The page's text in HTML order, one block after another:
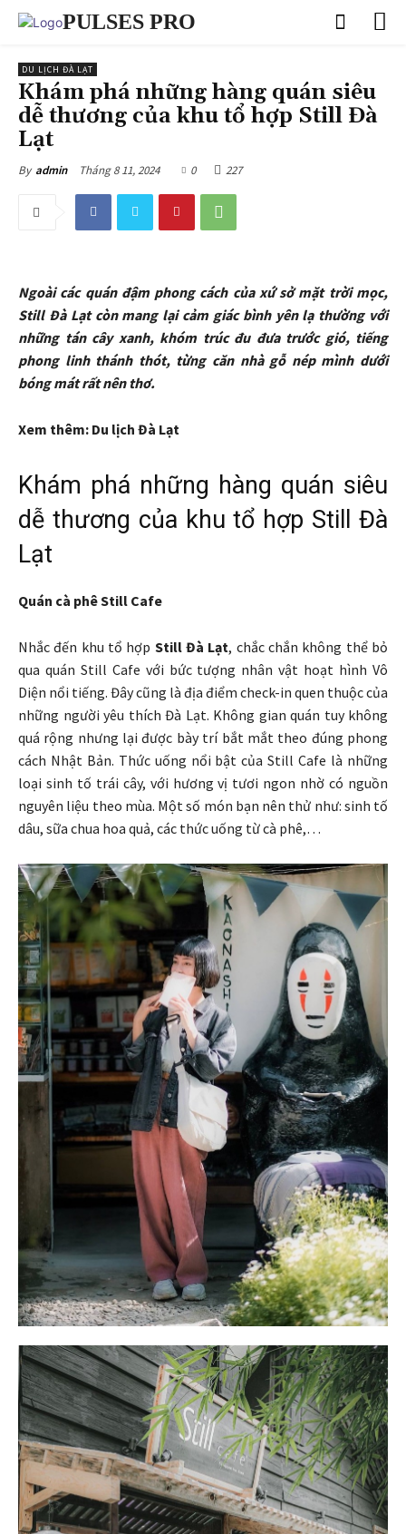
PULSES PRO
DU LỊCH ĐÀ LẠT
Khám phá những hàng quán siêu
dễ thương của khu tổ hợp Still Đà
Lạt
By admin Tháng 8 11, 2024 0 227
Ngoài các quán đậm phong cách của xứ sở mặt trời mọc,
Still Đà Lạt còn mang lại cảm giác bình yên lạ thường với
những tán cây xanh, khóm trúc đu đưa trước gió, tiếng
phong linh thánh thót, từng căn nhà gỗ nép mình dưới
bóng mát rất nên thơ.
Xem thêm: Du lịch Đà Lạt
Khám phá những hàng quán siêu
dễ thương của khu tổ hợp Still Đà
Lạt
Quán cà phê Still Cafe
Nhắc đến khu tổ hợp Still Đà Lạt, chắc chắn không thể bỏ
qua quán Still Cafe với bức tượng nhân vật hoạt hình Vô
Diện nổi tiếng. Đây cũng là địa điểm check-in quen thuộc của
những người yêu thích Đà Lạt. Không gian quán tuy không
quá rộng nhưng lại được bày trí bắt mắt theo đúng phong
cách Nhật Bản. Thức uống nổi bật của Still Cafe là những
loại sinh tố trái cây, với hương vị tươi ngon nhờ có nguồn
nguyên liệu theo mùa. Một số món bạn nên thử như: sinh tố
dâu, sữa chua hoa quả, các thức uống từ cà phê,…